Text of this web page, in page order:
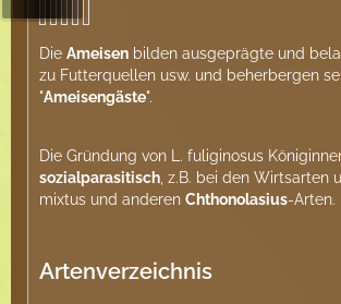
Die Ameisen bilden ausgeprägte und
zu Futterquellen usw. und beherbergen
"Ameisengäste".
Die Gründung von L. fuliginosus
sozialparasitisch , z.B. bei den Wirtsarten
mixtus und anderen Chthonolasius-Arten.
Artenverzeichnis